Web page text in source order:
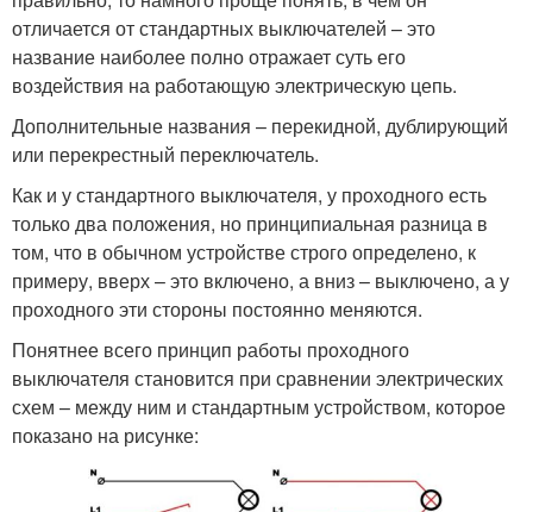
отличается от стандартных выключателей – это
название наиболее полно отражает суть его
воздействия на работающую электрическую цепь.
Дополнительные названия – перекидной, дублирующий
или перекрестный переключатель.
Как и у стандартного выключателя, у проходного есть
только два положения, но принципиальная разница в
том, что в обычном устройстве строго определено, к
примеру, вверх – это включено, а вниз – выключено, а у
проходного эти стороны постоянно меняются.
Понятнее всего принцип работы проходного
выключателя становится при сравнении электрических
схем – между ним и стандартным устройством, которое
показано на рисунке: